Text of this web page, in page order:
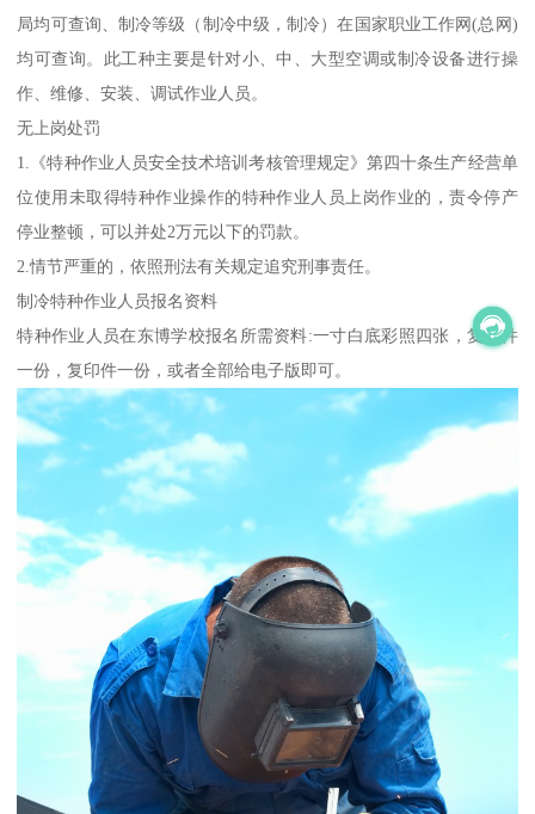
局均可查询、制冷等级（制冷中级，制冷）在国家职业工作网(总网)
均可查询。此工种主要是针对小、中、大型空调或制冷设备进行操
作、维修、安装、调试作业人员。
无上岗处罚
1.《特种作业人员安全技术培训考核管理规定》第四十条生产经营单
位使用未取得特种作业操作的特种作业人员上岗作业的，责令停产
停业整顿，可以并处2万元以下的罚款。
2.情节严重的，依照刑法有关规定追究刑事责任。
制冷特种作业人员报名资料
特种作业人员在东博学校报名所需资料:一寸白底彩照四张，复印件
一份，复印件一份，或者全部给电子版即可。